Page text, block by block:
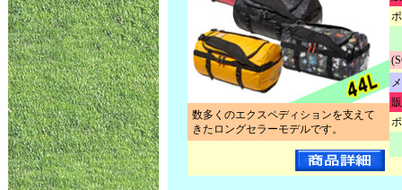
数多くのエクスペディションを支えて
きたロングセラーモデルです。